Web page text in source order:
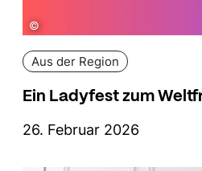
©
Aus der Region
Ein Ladyfest zum
26. Februar 2026